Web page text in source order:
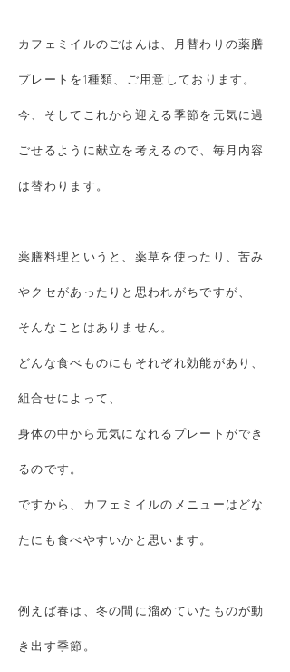
カフェミイルのごはんは、月替わりの薬膳
プレートを1種類、ご用意しております。
今、そしてこれから迎える季節を元気に過
ごせるように献立を考えるので、毎月内容
は替わります。
薬膳料理というと、薬草を使ったり、苦み
やクセがあったりと思われがちですが、
そんなことはありません。
どんな食べものにもそれぞれ効能があり、
組合せによって、
身体の中から元気になれるプレートができ
るのです。
ですから、カフェミイルのメニューはどな
たにも食べやすいかと思います。
例えば春は、冬の間に溜めていたものが動
き出す季節。